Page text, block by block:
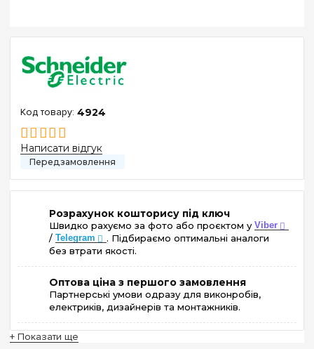
4924
Написати відгук
Розрахунок кошторису під ключ
Швидко рахуємо за фото або проєктом у Viber
/ Telegram
. Підбираємо оптимальні аналоги
без втрати якості.
Оптова ціна з першого замовлення
Партнерські умови одразу для виконробів,
електриків, дизайнерів та монтажників.
+ Показати ще